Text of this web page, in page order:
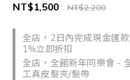
全店，2日內完成現金匯
1%立即折扣
全店，全館新年同樂會 -
工真皮髮夾/髮帶
NT$2,200
NT$1,500